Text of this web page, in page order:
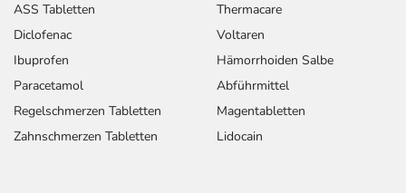
ASS Tabletten
Diclofenac
Ibuprofen
Paracetamol
Regelschmerzen Tabletten
Zahnschmerzen Tabletten
Thermacare
Voltaren
Hämorrhoiden Salbe
Abführmittel
Magentabletten
Lidocain